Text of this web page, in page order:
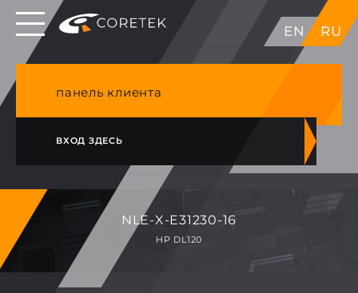
EN RU
Выделенные серверы в ЕС, Японии, ГК, США
NVME VPS & cPanel премиум хостинг в
панель клиента
ВХОД ЗДЕСЬ
NLE-X-E31230-16
HP DL120